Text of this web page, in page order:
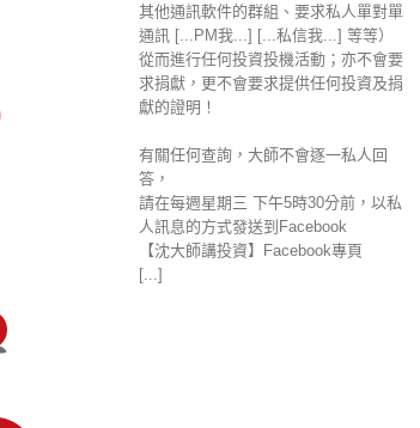
其他通訊軟件的群組、要求私人單對單
通訊 [...PM我...] [...私信我...] 等等）
從而進行任何投資投機活動；亦不會要
求捐獻，更不會要求提供任何投資及捐
獻的證明！
有關任何查詢，大師不會逐一私人回
答，
請在每週星期三 下午5時30分前，以私
人訊息的方式發送到Facebook
【沈大師講投資】Facebook專頁
[...]